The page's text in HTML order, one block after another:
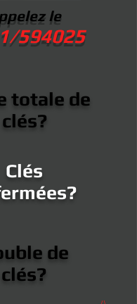
le
594025
totale de
clés?
Clés
de
clés?